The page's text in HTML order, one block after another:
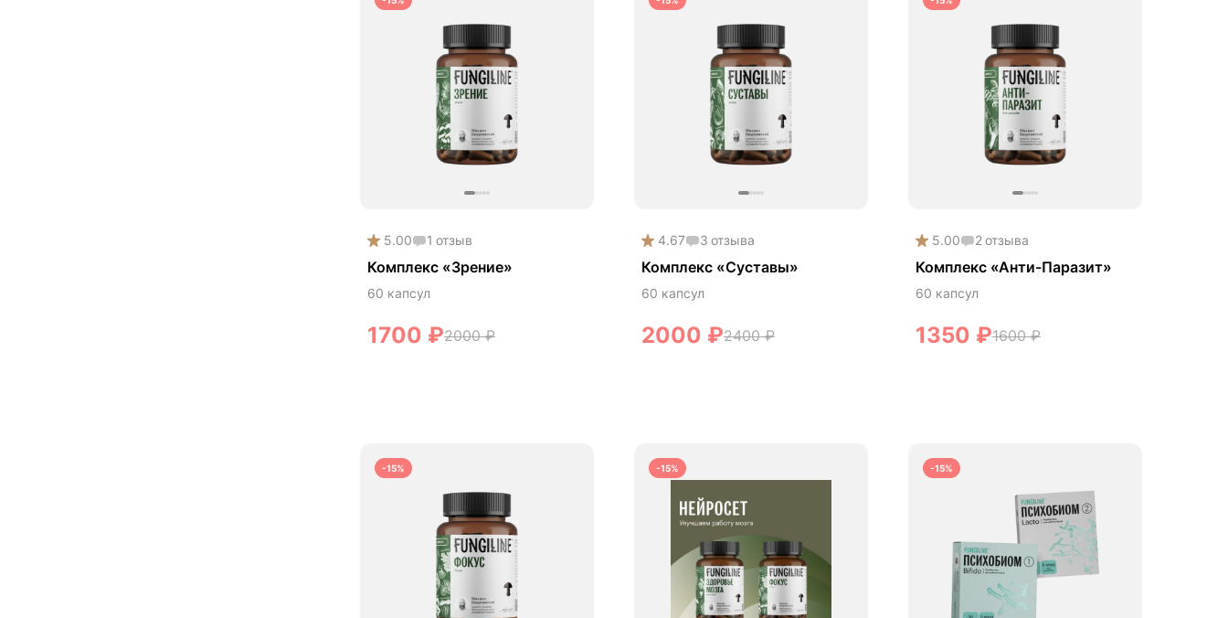
Снижение веса
Снижение давления
Снижение сахара
Снижение холестерина
Спокойствие и сон
Спортивное питание
Улучшение настроения
Чистая кожа
Энергия и выносливость
5.00 1 отзыв
Комплекс «Зрение»
60 капсул
1700 ₽2000₽
4.67 3 отзыва
Комплекс «Суставы»
60 капсул
2000 ₽2400₽
5.00 2отзыва
Комплекс «Анти-Паразит»
60 капсул
1350 ₽1600₽
-15% -15% -15%